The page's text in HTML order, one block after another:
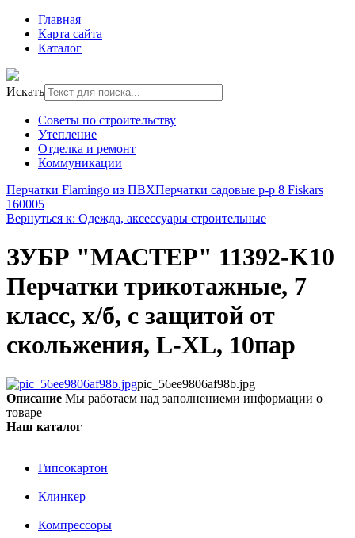
Главная
Карта сайта
Каталог
Искать
Советы по строительству
Утепление
Отделка и ремонт
Коммуникации
Перчатки Flamingo из ПВХПерчатки садовые р-р 8 Fiskars
160005
Вернуться к: Одежда, аксессуары строительные
ЗУБР "МАСТЕР" 11392-K10
Перчатки трикотажные, 7
класс, х/б, с защитой от
скольжения, L-XL, 10пар
pic_56ee9806af98b.jpg
Описание Мы работаем над заполнениеми информации о
товаре
Наш каталог
Гипсокартон
Клинкер
Компрессоры